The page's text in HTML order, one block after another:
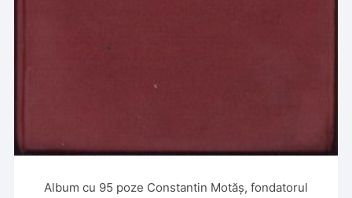
Album cu 95 poze Constantin Motăș, fondatorul